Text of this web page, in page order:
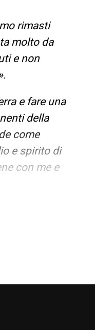
rimasti
molto da
e non
e fare una
della
come
e spirito di
con me e